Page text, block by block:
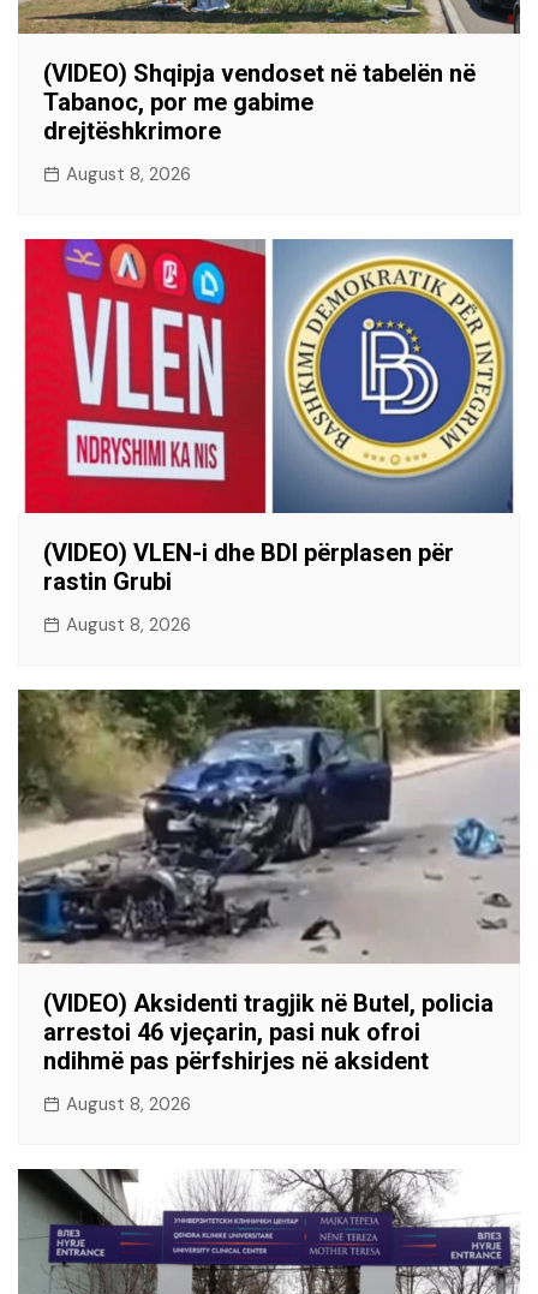
(VIDEO) Shqipja vendoset në tabelën në
Tabanoc, por me gabime
drejtëshkrimore
August 8, 2026
(VIDEO) VLEN-i dhe BDI përplasen për
rastin Grubi
August 8, 2026
(VIDEO) Aksidenti tragjik në Butel, policia
arrestoi 46 vjeçarin, pasi nuk ofroi
ndihmë pas përfshirjes në aksident
August 8, 2026